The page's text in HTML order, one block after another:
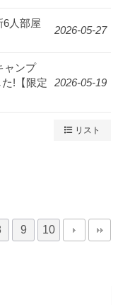
6人部屋
2026-05-27
ャンプ
た!【限定
2026-05-19
リスト
9 10